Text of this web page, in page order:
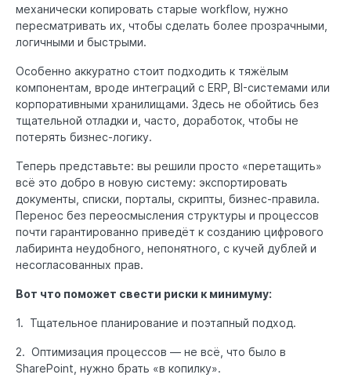
механически копировать старые workflow, нужно
пересматривать их, чтобы сделать более прозрачными,
логичными и быстрыми.
Особенно аккуратно стоит подходить к тяжёлым
компонентам, вроде интеграций с ERP, BI-системами или
корпоративными хранилищами. Здесь не обойтись без
тщательной отладки и, часто, доработок, чтобы не
потерять бизнес-логику.
Теперь представьте: вы решили просто «перетащить»
всё это добро в новую систему: экспортировать
документы, списки, порталы, скрипты, бизнес-правила.
Перенос без переосмысления структуры и процессов
почти гарантированно приведёт к созданию цифрового
лабиринта неудобного, непонятного, с кучей дублей и
несогласованных прав.
Вот что поможет свести риски к минимуму:
1. Тщательное планирование и поэтапный подход.
2. Оптимизация процессов — не всё, что было в
SharePoint, нужно брать «в копилку».